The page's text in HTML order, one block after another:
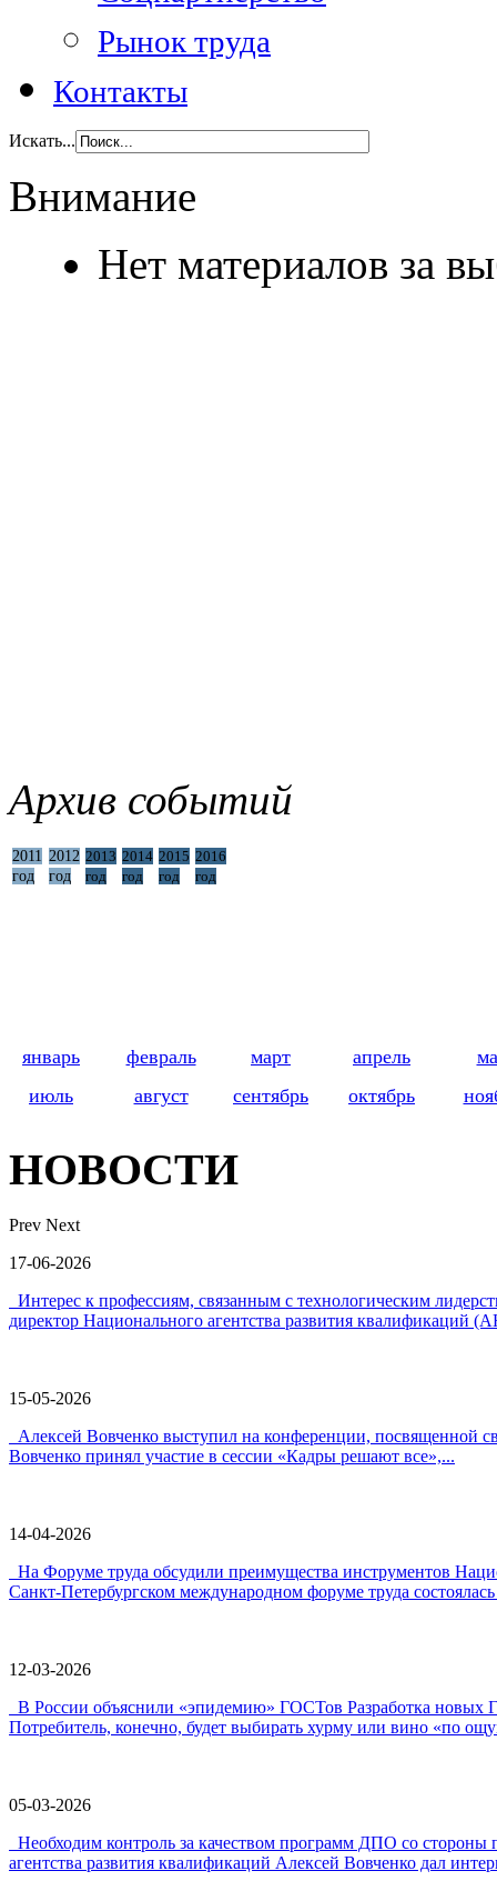
Рынок труда
Контакты
Искать...
Внимание
Нет материалов за
Архив событий
2011
год
2012
год
2013
год
2014
год
2015
год
2016
год
январь февраль март апрель
июль
август сентябрь октябрь
НОВОСТИ
Prev Next
17-06-2026
Интерес к профессиям, связанным с технологическим
директор Национального агентства развития квалификаций
15-05-2026
Алексей Вовченко выступил на конференции,
Вовченко принял участие в сессии «Кадры решают все»,...
14-04-2026
На Форуме труда обсудили преимущества инструментов
Санкт-Петербургском международном форуме труда
12-03-2026
В России объяснили «эпидемию» ГОСТов Разработка новых
Потребитель, конечно, будет выбирать хурму или вино «по
05-03-2026
Необходим контроль за качеством программ ДПО со
агентства развития квалификаций Алексей Вовченко дал